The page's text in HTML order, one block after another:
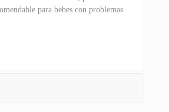
para bebes con problemas